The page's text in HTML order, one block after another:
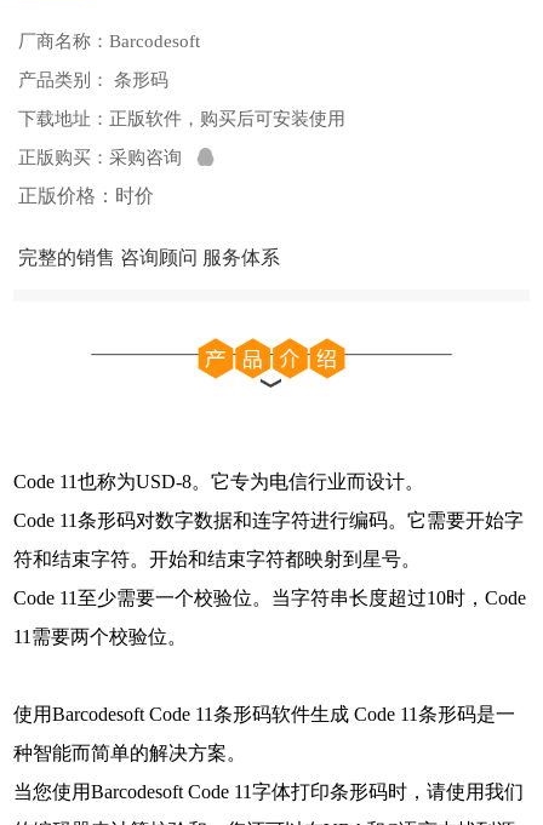
厂商名称：Barcodesoft
产品类别： 条形码
下载地址： 正版软件，购买后可安装使用
正版购买： 采购咨询
正版价格：时价
完整的销售 咨询顾问 服务体系
Code 11也称为USD-8。它专为电信行业而设计。
Code 11条形码对数字数据和连字符进行编码。它需要开始字
符和结束字符。开始和结束字符都映射到星号。
Code 11至少需要一个校验位。当字符串长度超过10时，Code
11需要两个校验位。
使用Barcodesoft Code 11条形码软件生成 Code 11条形码是一
种智能而简单的解决方案。
当您使用Barcodesoft Code 11字体打印条形码时，请使用我们